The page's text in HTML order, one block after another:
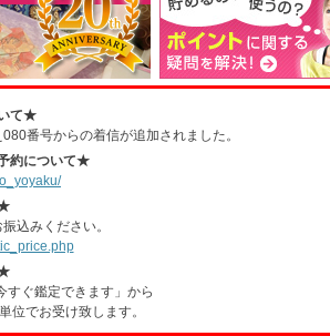
て★
番号からの着信が追加されました。
約について★
込みください。
すぐ鑑定できます」から
位でお受け致します。